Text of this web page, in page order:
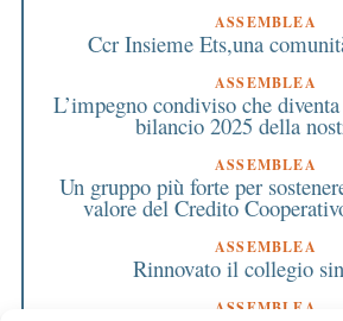
ASSEMBLEA
Ccr Insieme Ets,una
ASSEMBLEA
L’impegno condiviso che
bilancio 2025 della
ASSEMBLEA
Un gruppo più forte per
valore del Credito
ASSEMBLEA
Rinnovato il collegio
ASSEMBLEA